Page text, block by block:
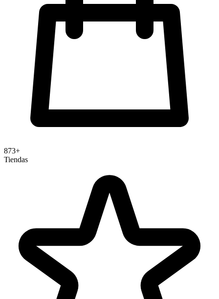
873+
Tiendas